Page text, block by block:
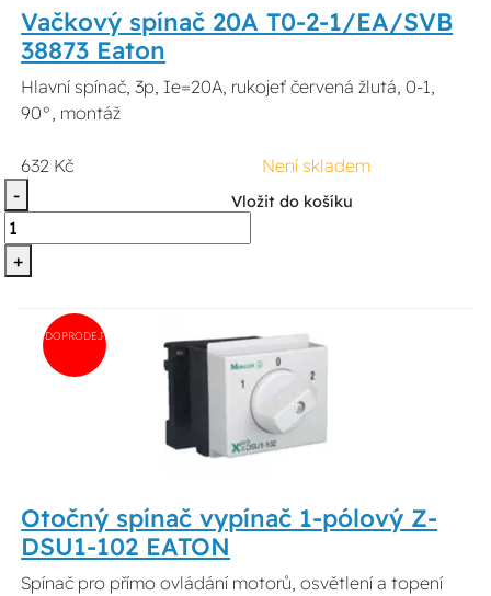
Vačkový spínač 20A T0-2-1/EA/SVB
38873 Eaton
Hlavní spínač, 3p, Ie=20A, rukojeť červená žlutá, 0-1,
90°, montáž
632 Kč
Není skladem
-
+
Vložit do košíku
DOPRODEJ
Otočný spínač vypínač 1-pólový Z-
DSU1-102 EATON
Spínač pro přímo ovládání motorů, osvětlení a topení